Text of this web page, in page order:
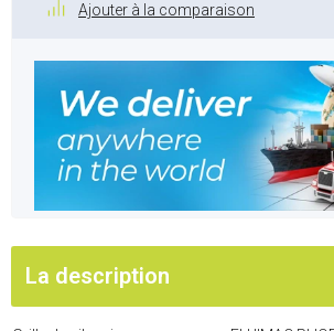
Ajouter à la comparaison
La description